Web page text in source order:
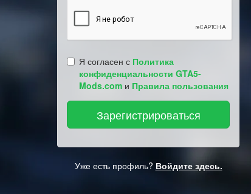
Я согласен с Политика
конфиденциальности GTA5-
Mods.com и Правила пользования
Уже есть профиль? Войдите здесь.